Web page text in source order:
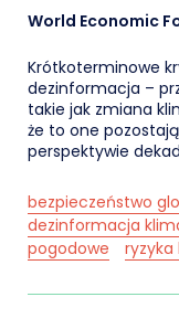
World Economic
Krótkoterminowe
dezinformacja –
takie jak zmiana
że to one
perspektywie
bezpieczeństwo
dezinformacja
pogodowe